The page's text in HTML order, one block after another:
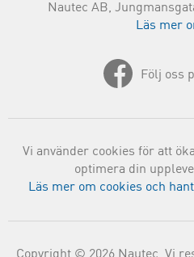
Nautec AB,
Läs mer
Följ oss
Vi använder cookies för att
optimera din
Läs mer om cookies och